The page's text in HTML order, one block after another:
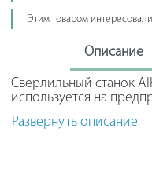
Этим товаром
Описание
Сверлильный станок
используется на
своим техническим
среднее положение в
Развернуть описание